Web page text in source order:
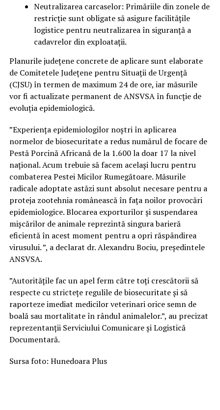
Neutralizarea carcaselor: Primăriile din zonele de
restricție sunt obligate să asigure facilitățile
logistice pentru neutralizarea în siguranță a
cadavrelor din exploatații.
Planurile județene concrete de aplicare sunt elaborate
de Comitetele Județene pentru Situații de Urgență
(CJSU) în termen de maximum 24 de ore, iar măsurile
vor fi actualizate permanent de ANSVSA în funcție de
evoluția epidemiologică.
”Experiența epidemiologilor noștri în aplicarea
normelor de biosecuritate a redus numărul de focare de
Pestă Porcină Africană de la 1.600 la doar 17 la nivel
național. Acum trebuie să facem același lucru pentru
combaterea Pestei Micilor Rumegătoare. Măsurile
radicale adoptate astăzi sunt absolut necesare pentru a
proteja zootehnia românească în fața noilor provocări
epidemiologice. Blocarea exporturilor și suspendarea
mișcărilor de animale reprezintă singura barieră
eficientă în acest moment pentru a opri răspândirea
virusului. ”, a declarat dr. Alexandru Bociu, președintele
ANSVSA.
”Autoritățile fac un apel ferm către toți crescătorii să
respecte cu strictețe regulile de biosecuritate și să
raporteze imediat medicilor veterinari orice semn de
boală sau mortalitate în rândul animalelor.”, au precizat
reprezentanții Serviciului Comunicare și Logistică
Documentară.
Sursa foto: Hunedoara Plus